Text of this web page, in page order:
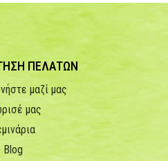
ΠΕΛΑΤΩΝ
μαζί μας
μας
Blog